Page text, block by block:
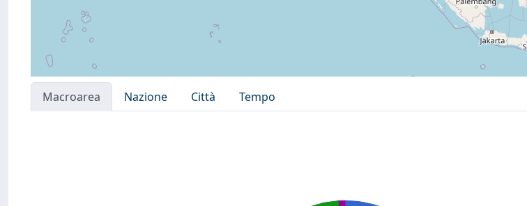
Macroarea Nazione Città
Tempo